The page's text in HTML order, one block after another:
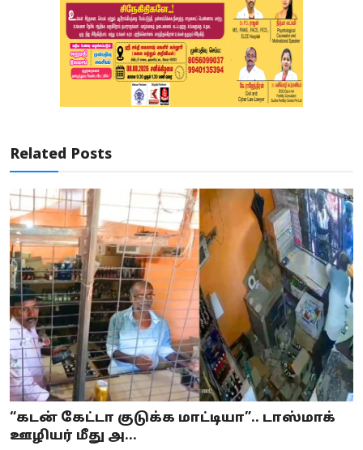
Related Posts
“கடன் கேட்டா குடுக்க மாட்டியா”.. டாஸ்மாக்
ஊழியர் மீது அ...